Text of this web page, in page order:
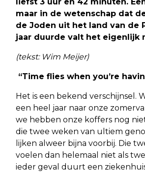
maar in de wetenschap dat
de Joden uit het land van de
jaar duurde valt het eigenlijk
(tekst: Wim Meijer)
“Time flies when you’re
Het is een bekend verschijnsel.
een heel jaar naar onze
we hebben onze koffers nog
die twee weken van ultiem
lijken alweer bijna voorbij. Die
voelen dan helemaal niet als
ieder geval duurt een